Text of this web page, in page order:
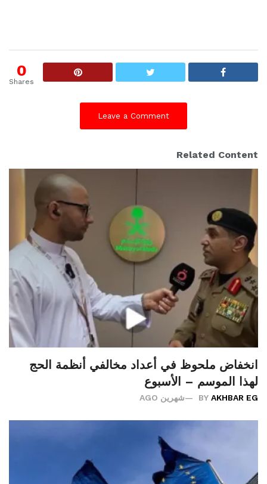
0
Shares
Leave a Comment
Related Content
انخفاض ملحوظ في أعداد مخالفي أنظمة الحج
لهذا الموسم – الأسبوع
BY AKHBAR EG شهرين AGO